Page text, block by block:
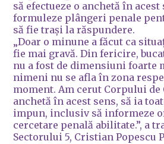
să efectueze o anchetă în acest
formuleze plângeri penale
să fie trași la răspundere.
„Doar o minune a făcut ca
fie mai gravă. Din fericire,
nu a fost de dimensiuni foarte
nimeni nu se afla în zona
moment. Am cerut Corpului de
anchetă în acest sens, să ia
impun, inclusiv să informeze
cercetare penală abilitate.”, a
Sectorului 5, Cristian Popescu